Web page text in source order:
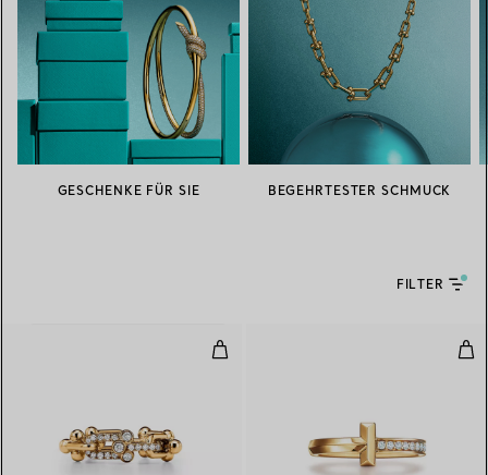
GESCHENKE FÜR SIE BEGEHRTESTER SCHMUCK
FILTER
Ring mit kleinen Gliedern in T